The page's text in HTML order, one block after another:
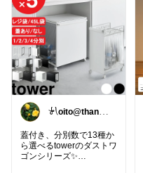
𓍯oito@thanks
蓋付き、分別数で13種か
ら選べるtowerのダストワ
ゴンシリーズ✨